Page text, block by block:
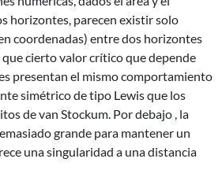
horizontes, parecen existir solo
coordenadas) entre dos horizontes
cierto valor crítico que depende
presentan el mismo comportamiento
simétrico de tipo Lewis que los
de van Stockum. Por debajo , la
grande para mantener un
una singularidad a una distancia